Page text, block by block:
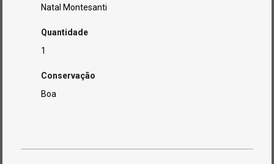
Natal Montesanti
Quantidade
1
Conservação
Boa